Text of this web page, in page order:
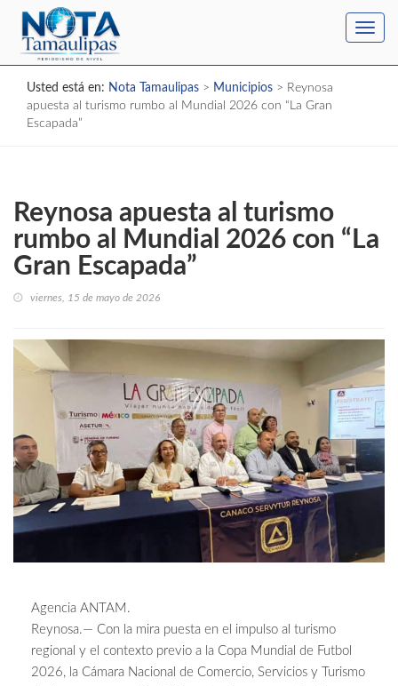
Usted está en: Nota Tamaulipas > Municipios > Reynosa
apuesta al turismo rumbo al Mundial 2026 con “La Gran
Escapada”
Reynosa apuesta al turismo
rumbo al Mundial 2026 con “La
Gran Escapada”
viernes, 15 de mayo de 2026
Agencia ANTAM.
Reynosa.— Con la mira puesta en el impulso al turismo
regional y el contexto previo a la Copa Mundial de Futbol
2026, la Cámara Nacional de Comercio, Servicios y Turismo